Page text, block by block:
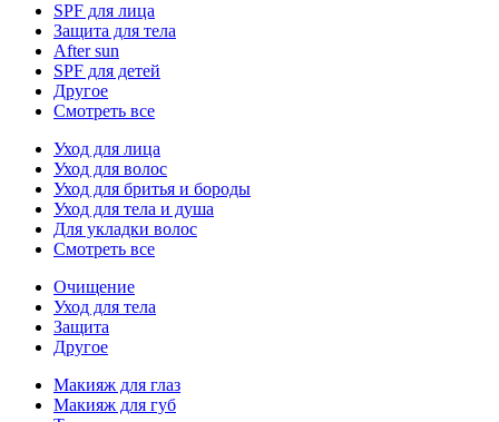
SPF для лица
Защита для тела
After sun
SPF для детей
Другое
Смотреть все
Уход для лица
Уход для волос
Уход для бритья и бороды
Уход для тела и душа
Для укладки волос
Смотреть все
Очищение
Уход для тела
Защита
Другое
Макияж для глаз
Макияж для губ